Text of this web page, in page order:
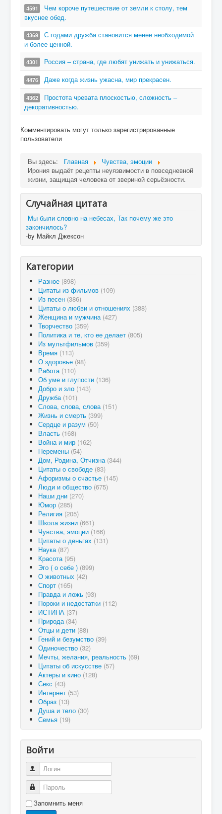
4591
Чем короче путешествие от земли к столу, тем
вкуснее обед.
4369
С годами дружба становится менее необходимой
и более ценной.
4301 Россия – страна, где любят унижать и унижаться.
4476 Даже когда жизнь ужасна, мир прекрасен.
4362
Простота чревата плоскостью, сложность –
декоративностью.
Комментировать могут только зарегистрированные
пользователи
Вы здесь: Главная
Чувства, эмоции
Ирония выдаёт рецепты неуязвимости в повседневной
жизни, защищая человека от звериной серьёзности.
Случайная цитата
Мы были словно на небесах, Так почему же это
закончилось?
-by Майкл Джексон
Категории
Разное (898)
Цитаты из фильмов (109)
Из песен (386)
Цитаты о любви и отношениях (388)
Женщина и мужчина (427)
Творчество (359)
Политика и те, кто ее делает (805)
Из мультфильмов (359)
Время (113)
О здоровье (98)
Работа (110)
Об уме и глупости (136)
Добро и зло (143)
Дружба (101)
Слова, слова, слова (151)
Жизнь и смерть (399)
Сердце и разум (50)
Власть (168)
Война и мир (162)
Перемены (54)
Дом, Родина, Отчизна (344)
Цитаты о свободе (83)
Афоризмы о счастье (145)
Люди и общество (675)
Наши дни (270)
Юмор (285)
Религия (205)
Школа жизни (661)
Чувства, эмоции (166)
Цитаты о деньгах (131)
Наука (87)
Красота (95)
Эго ( о себе ) (899)
О животных (42)
Спорт (165)
Правда и ложь (93)
Пороки и недостатки (112)
ИСТИНА (37)
Природа (34)
Отцы и дети (88)
Гений и безумство (39)
Одиночество (32)
Мечты, желания, реальность (69)
Цитаты об искусстве (57)
Актеры и кино (128)
Секс (43)
Интернет (53)
Образ (13)
Душа и тело (30)
Семья (19)
Войти
Логин
Пароль
Запомнить меня